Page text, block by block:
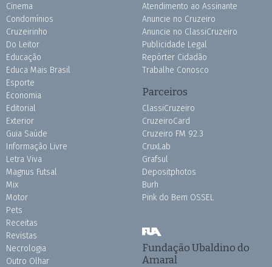
Cinema
Condomínios
Cruzeirinho
Do Leitor
Educação
Educa Mais Brasil
Esporte
Economia
Editorial
Exterior
Guia Saúde
Informação Livre
Letra Viva
Magnus Futsal
Mix
Motor
Pets
Receitas
Revistas
Necrologia
Outro Olhar
Atendimento ao Assinante
Anuncie no Cruzeiro
Anuncie no ClassiCruzeiro
Publicidade Legal
Repórter Cidadão
Trabalhe Conosco
Parceiros
ClassiCruzeiro
CruzeiroCard
Cruzeiro FM 92.3
CruxLab
Grafsul
Depositphotos
Burh
Pink do Bem OSSEL
Fundação Ubaldino do
Amaral